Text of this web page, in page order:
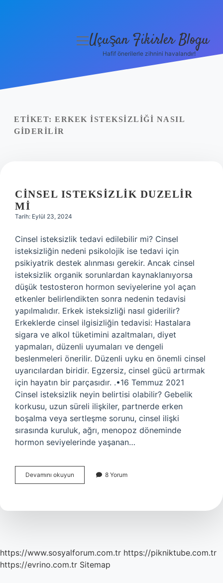
Yasal Uyarı
menüyü
Uçuşan Fikirler Blogu
Hafif önerilerle zihnini havalandır!
ETIKET: ERKEK ISTEKSIZLIĞI NASIL
GIDERILIR
CINSEL ISTEKSIZLIK DUZELIR
MI
Tarih: Eylül 23, 2024
Cinsel isteksizlik tedavi edilebilir mi? Cinsel
isteksizliğin nedeni psikolojik ise tedavi için
psikiyatrik destek alınması gerekir. Ancak cinsel
isteksizlik organik sorunlardan kaynaklanıyorsa
düşük testosteron hormon seviyelerine yol açan
etkenler belirlendikten sonra nedenin tedavisi
yapılmalıdır. Erkek isteksizliği nasıl giderilir?
Erkeklerde cinsel ilgisizliğin tedavisi: Hastalara
sigara ve alkol tüketimini azaltmaları, diyet
yapmaları, düzenli uyumaları ve dengeli
beslenmeleri önerilir. Düzenli uyku en önemli cinsel
uyarıcılardan biridir. Egzersiz, cinsel gücü artırmak
için hayatın bir parçasıdır. .•16 Temmuz 2021
Cinsel isteksizlik neyin belirtisi olabilir? Gebelik
korkusu, uzun süreli ilişkiler, partnerde erken
boşalma veya sertleşme sorunu, cinsel ilişki
sırasında kuruluk, ağrı, menopoz döneminde
hormon seviyelerinde yaşanan…
Devamını okuyun
Isteksizlik
8 Yorum
https://www.sosyalforum.com.tr https://pikniktube.com.tr
https://evrino.com.tr Sitemap